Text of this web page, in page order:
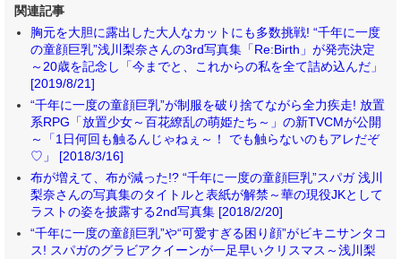
関連記事
胸元を大胆に露出した大人なカットにも多数挑戦! “千年に一度
の童顔巨乳”浅川梨奈さんの3rd写真集「Re:Birth」が発売決定
～20歳を記念し「今までと、これからの私を全て詰め込んだ」
[2019/8/21]
“千年に一度の童顔巨乳”が制服を破り捨てながら全力疾走! 放置
系RPG「放置少女～百花繚乱の萌姫たち～」の新TVCMが公開
～「1日何回も触るんじゃねぇ～！ でも触らないのもアレだぞ
♡」 [2018/3/16]
布が増えて、布が減った!? “千年に一度の童顔巨乳”スパガ 浅川
梨奈さんの写真集のタイトルと表紙が解禁～華の現役JKとして
ラストの姿を披露する2nd写真集 [2018/2/20]
“千年に一度の童顔巨乳”や“可愛すぎる困り顔”がビキニサンタコ
ス! スパガのグラビアクイーンが一足早いクリスマス～浅川梨